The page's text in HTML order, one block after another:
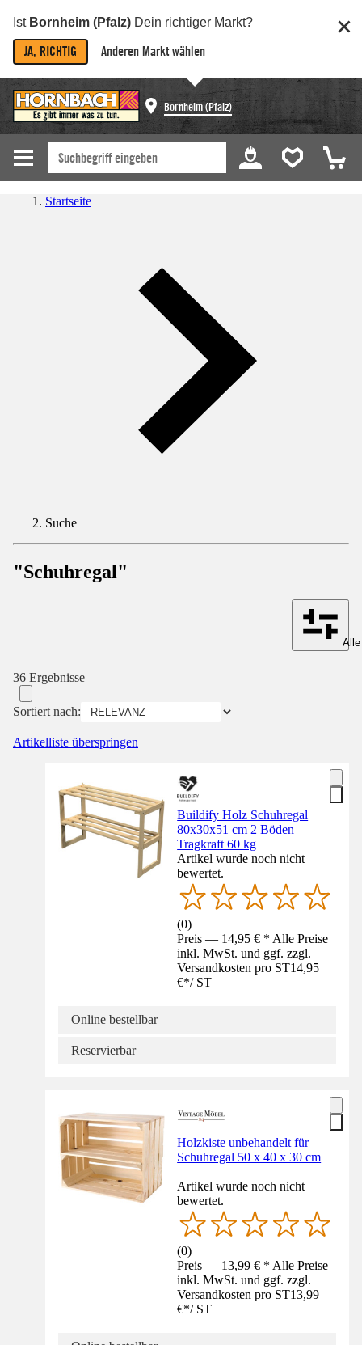
Ist Bornheim (Pfalz) Dein richtiger Markt?
JA, RICHTIG Anderen Markt wählen
Bornheim (Pfalz)
Startseite
Suche
"Schuhregal"
36 Ergebnisse
Sortiert nach:
Artikelliste überspringen
Buildify Holz Schuhregal
80x30x51 cm 2 Böden
Tragkraft 60 kg
Artikel wurde noch nicht
bewertet.
(0)
Preis — 14,95 € * Alle Preise
inkl. MwSt. und ggf. zzgl.
Versandkosten pro ST14,95
€*/ ST
Online bestellbar
Reservierbar
Holzkiste unbehandelt für
Schuhregal 50 x 40 x 30 cm
Artikel wurde noch nicht
bewertet.
(0)
Preis — 13,99 € * Alle Preise
inkl. MwSt. und ggf. zzgl.
Versandkosten pro ST13,99
€*/ ST